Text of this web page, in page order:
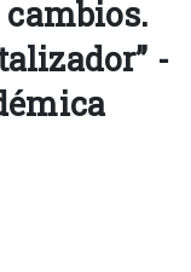
cambios.
-